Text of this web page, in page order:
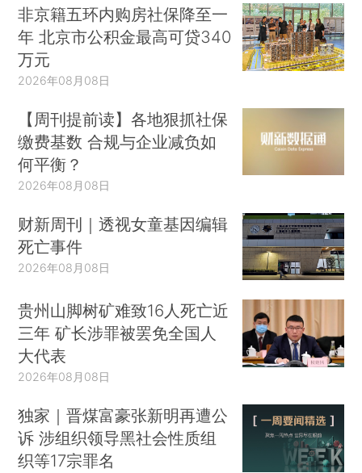
非京籍五环内购房社保降至一
年 北京市公积金最高可贷340
万元
2026年08月08日
【周刊提前读】各地狠抓社保
缴费基数 合规与企业减负如
何平衡？
2026年08月08日
财新周刊｜透视女童基因编辑
死亡事件
2026年08月08日
贵州山脚树矿难致16人死亡近
三年 矿长涉罪被罢免全国人
大代表
2026年08月08日
独家｜晋煤富豪张新明再遭公
诉 涉组织领导黑社会性质组
织等17宗罪名